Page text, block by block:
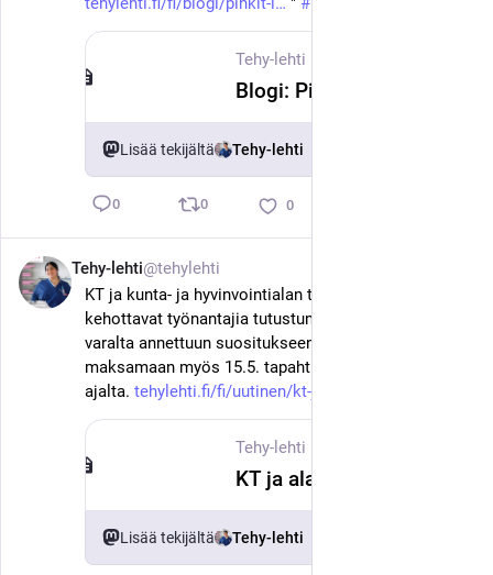
Tehy-lehti
Lisää tekijältä Tehy-lehti
0 0 0
Tehy-lehti@tehylehti
KT ja kunta- ja hyvinvointialan työntekijäjärjestöt
kehottavat työnantajia tutustumaan drooniuhkien
varalta annettuun suositukseen. Palkat suositellaan
maksamaan myös 15.5. tapahtuneen drooniuhan
ajalta. tehylehti.fi/fi/uutinen/kt-ja-
Tehy-lehti
Lisää tekijältä Tehy-lehti